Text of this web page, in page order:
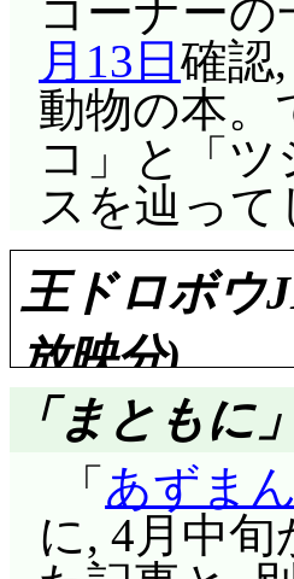
得られる
海客――壁
によると,
なり, 蝕で
二国に来
また, 神属
通じると
中して人
嫌われ者
楽俊が口
イキ」――
キングへ
ドン・ク
前のフー
ン・クッ
「ゼンの
方が先だ
きれば元
ーマがな
の解ける
ませんけ
思うなー
ンは魚雷
大佐殿が
んですけ
うか, かな
のは結構
グエンと
くが, 元々
地に立た
に, 横から
の注意が
け, 階段か
亡。その
コーナー
月13日確認
動物の本。
コ」と「
スを辿っ
王ドロボウ
放映分)
評価
「まともに
「 あずま
に, 4月中